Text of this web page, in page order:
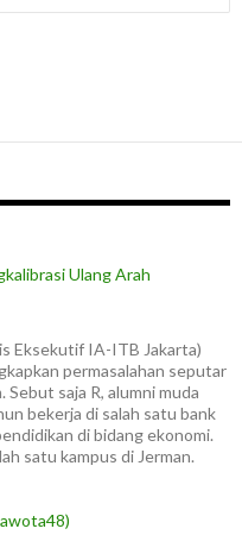
Ulang Arah
Eksekutif IA-ITB Jakarta)
permasalahan seputar
saja R, alumni muda
bekerja di salah satu bank
di bidang ekonomi.
satu kampus di Jerman.